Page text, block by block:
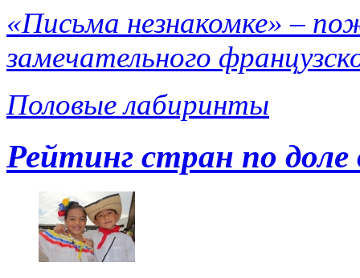
«Письма незнакомке» –
замечательного
Половые лабиринты
Рейтинг стран по